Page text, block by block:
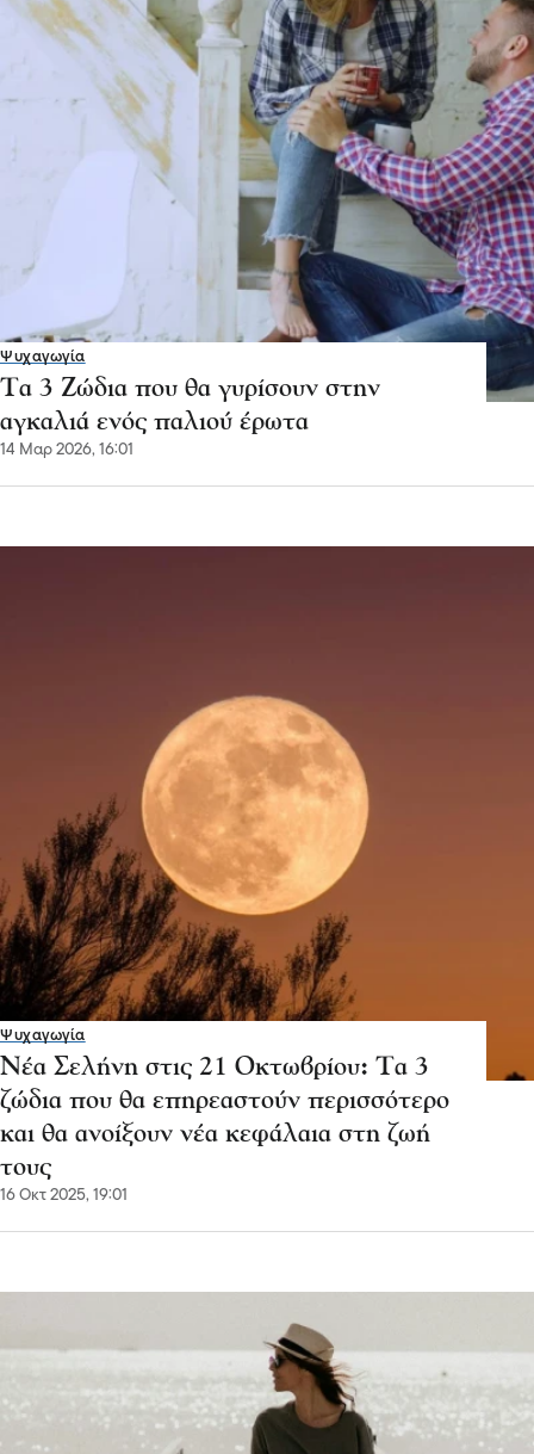
Ψυχαγωγία
Τα 3 Ζώδια που θα γυρίσουν στην
αγκαλιά ενός παλιού έρωτα
14 Μαρ 2026, 16:01
Ψυχαγωγία
Νέα Σελήνη στις 21 Οκτωβρίου: Τα 3
ζώδια που θα επηρεαστούν περισσότερο
και θα ανοίξουν νέα κεφάλαια στη ζωή
τους
16 Οκτ 2025, 19:01